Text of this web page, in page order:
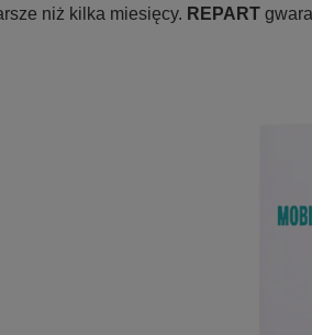
niż kilka miesięcy. REPART